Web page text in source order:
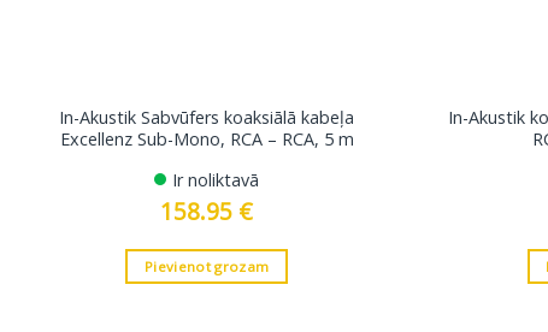
In-Akustik Sabvūfers koaksiālā kabeļa
Excellenz Sub-Mono, RCA – RCA, 5 m
Ir noliktavā
158.95 €
Pievienot grozam
In-Akustik